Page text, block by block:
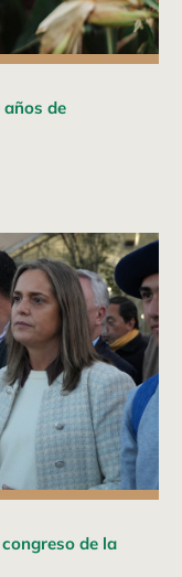
años de
de la